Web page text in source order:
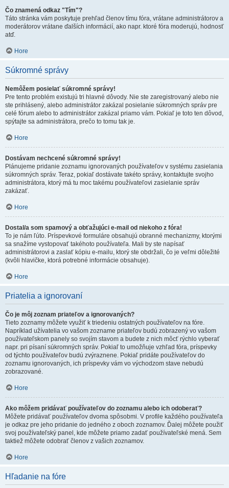
Čo znamená odkaz "Tím"?
Táto stránka vám poskytuje prehľad členov tímu fóra, vrátane administrátorov a
moderátorov vrátane ďalších informácií, ako napr. ktoré fóra moderujú, hodnosť
atď.
Hore
Súkromné správy
Nemôžem posielať súkromné správy!
Pre tento problém existujú tri hlavné dôvody. Nie ste zaregistrovaný alebo nie
ste prihlásený, alebo administrátor zakázal posielanie súkromných správ pre
celé fórum alebo to administrátor zakázal priamo vám. Pokiaľ je toto ten dôvod,
spýtajte sa administrátora, prečo to tomu tak je.
Hore
Dostávam nechcené súkromné správy!
Plánujeme pridanie zoznamu ignorovaných používateľov v systému zasielania
súkromných správ. Teraz, pokiaľ dostávate takéto správy, kontaktujte svojho
administrátora, ktorý má tu moc takému používateľovi zasielanie správ
zakázať.
Hore
Dostal/a som spamový a obťažujúci e-mail od niekoho z fóra!
To je nám ľúto. Príspevkové formuláre obsahujú obranné mechanizmy, ktorými
sa snažíme vystopovať takéhoto používateľa. Mali by ste napísať
administrátorovi a zaslať kópiu e-mailu, ktorý ste obdržali, čo je veľmi dôležité
(kvôli hlavičke, ktorá potrebné informácie obsahuje).
Hore
Priatelia a ignorovaní
Čo je môj zoznam priateľov a ignorovaných?
Tieto zoznamy môžete využiť k triedeniu ostatných používateľov na fóre.
Napríklad užívatelia vo vašom zozname priateľov budú zobrazený vo vašom
používateľskom panely so svojím stavom a budete z nich môcť rýchlo vyberať
napr. pri písaní súkromných správ. Pokiaľ to umožňuje vzhľad fóra, príspevky
od týchto používateľov budú zvýraznene. Pokiaľ pridáte používateľov do
zoznamu ignorovaných, ich príspevky vám vo východzom stave nebudú
zobrazované.
Hore
Ako môžem pridávať používateľov do zoznamu alebo ich odoberať?
Môžete pridávať používateľov dvoma spôsobmi. V profile každého používateľa
je odkaz pre jeho pridanie do jedného z oboch zoznamov. Ďalej môžete použiť
svoj používateľský panel, kde môžete priamo zadať používateľské mená. Sem
taktiež môžete odobrať členov z vašich zoznamov.
Hore
Hľadanie na fóre